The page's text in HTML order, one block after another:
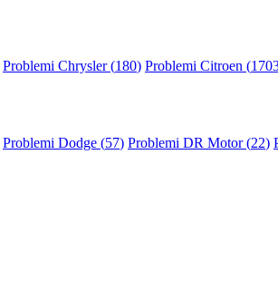
Problemi Chrysler (180) Problemi Citroen (
Problemi Dodge (57) Problemi DR Motor (22)